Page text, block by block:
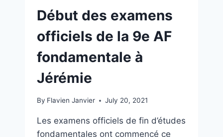
Début des examens
officiels de la 9e AF
fondamentale à
Jérémie
By Flavien Janvier July 20, 2021
Les examens officiels de fin d’études
fondamentales ont commencé ce